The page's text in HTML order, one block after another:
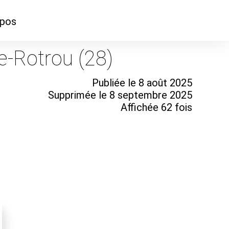
Rotrou (28)
Publiée le 8 août 2025
Supprimée le 8 septembre 2025
Affichée 62 fois